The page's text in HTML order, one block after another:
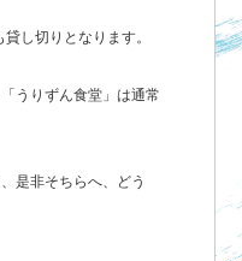
し切りとなります。
うりずん食堂」は通常
是非そちらへ、どう